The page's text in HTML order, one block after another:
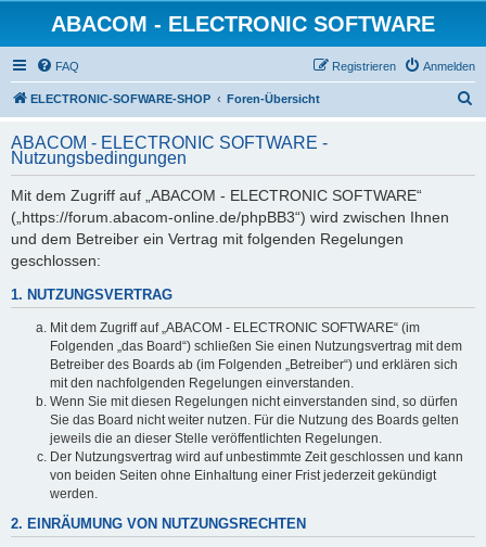
ABACOM - ELECTRONIC SOFTWARE
FAQ Anmelden
Registrieren
ELECTRONIC-SOFWARE-SHOP Foren-Übersicht
h
ABACOM - ELECTRONIC SOFTWARE -
Nutzungsbedingungen
Mit dem Zugriff auf „ABACOM - ELECTRONIC SOFTWARE“
(„https://forum.abacom-online.de/phpBB3“) wird zwischen Ihnen
und dem Betreiber ein Vertrag mit folgenden Regelungen
geschlossen:
1. NUTZUNGSVERTRAG
Mit dem Zugriff auf „ABACOM - ELECTRONIC SOFTWARE“ (im
Folgenden „das Board“) schließen Sie einen Nutzungsvertrag mit dem
Betreiber des Boards ab (im Folgenden „Betreiber“) und erklären sich
mit den nachfolgenden Regelungen einverstanden.
Wenn Sie mit diesen Regelungen nicht einverstanden sind, so dürfen
Sie das Board nicht weiter nutzen. Für die Nutzung des Boards gelten
jeweils die an dieser Stelle veröffentlichten Regelungen.
Der Nutzungsvertrag wird auf unbestimmte Zeit geschlossen und kann
von beiden Seiten ohne Einhaltung einer Frist jederzeit gekündigt
werden.
2. EINRÄUMUNG VON NUTZUNGSRECHTEN